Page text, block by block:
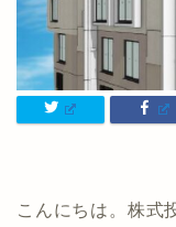
こんにちは。株式